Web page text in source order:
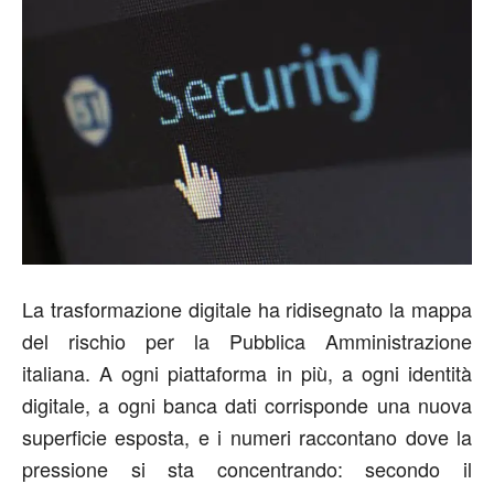
La trasformazione digitale ha ridisegnato la mappa
del rischio per la Pubblica Amministrazione
italiana. A ogni piattaforma in più, a ogni identità
digitale, a ogni banca dati corrisponde una nuova
superficie esposta, e i numeri raccontano dove la
pressione si sta concentrando: secondo il